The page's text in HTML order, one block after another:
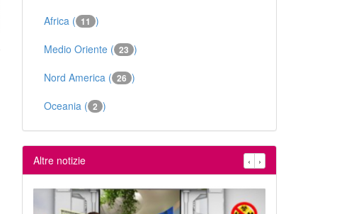
Africa ( 11 )
Medio Oriente ( 23 )
Nord America ( 26 )
Oceania ( 2 )
Altre notizie ‹ ›